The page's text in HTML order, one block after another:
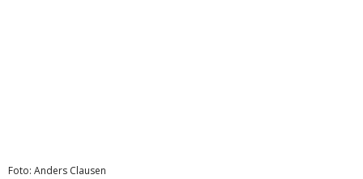
Foto: Anders Clausen